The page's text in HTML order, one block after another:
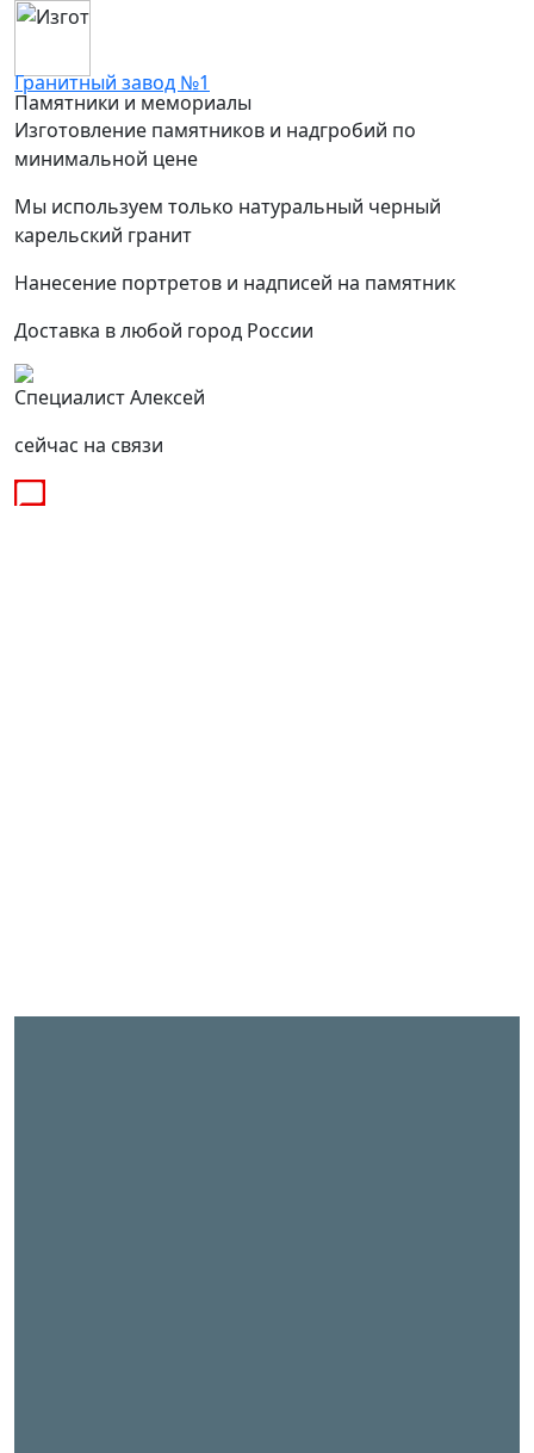
Гранитный завод №1
Памятники и мемориалы
Изготовление памятников и надгробий по
минимальной цене
Мы используем только натуральный черный
карельский гранит
Нанесение портретов и надписей на памятник
Доставка в любой город России
Специалист Алексей
сейчас на связи